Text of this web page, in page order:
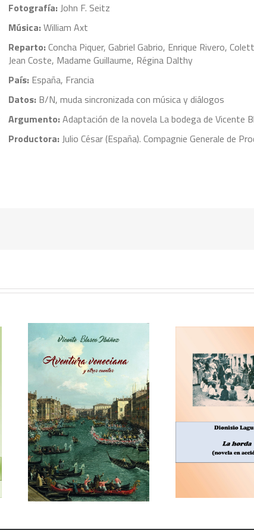
Fotografía:John F. Seitz
Música:William Axt
Reparto:Concha Piquer, Gabriel Gabrio, Enrique Rivero,
Jean Coste, Madame Guillaume, Régina Dalthy
País: España, Francia
Datos: B/N, muda sincronizada con música y diálogos
Argumento:Adaptación de la novela La bodega de Vicente
Productora:Julio César (España). Compagnie Generale de
Dionisio Laguía, La horda
(novela en acción)
y tartana